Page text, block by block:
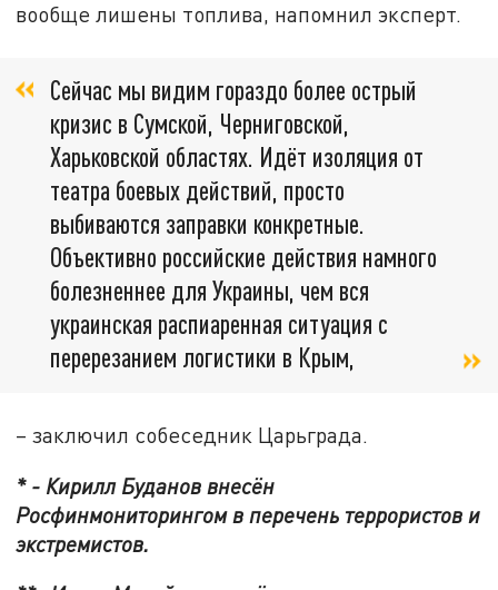
вообще лишены топлива, напомнил эксперт.
Сейчас мы видим гораздо более острый
кризис в Сумской, Черниговской,
Харьковской областях. Идёт изоляция от
театра боевых действий, просто
выбиваются заправки конкретные.
Объективно российские действия намного
болезненнее для Украины, чем вся
украинская распиаренная ситуация с
перерезанием логистики в Крым,
– заключил собеседник Царьграда.
* - Кирилл Буданов внесён
Росфинмониторингом в перечень террористов и
экстремистов.